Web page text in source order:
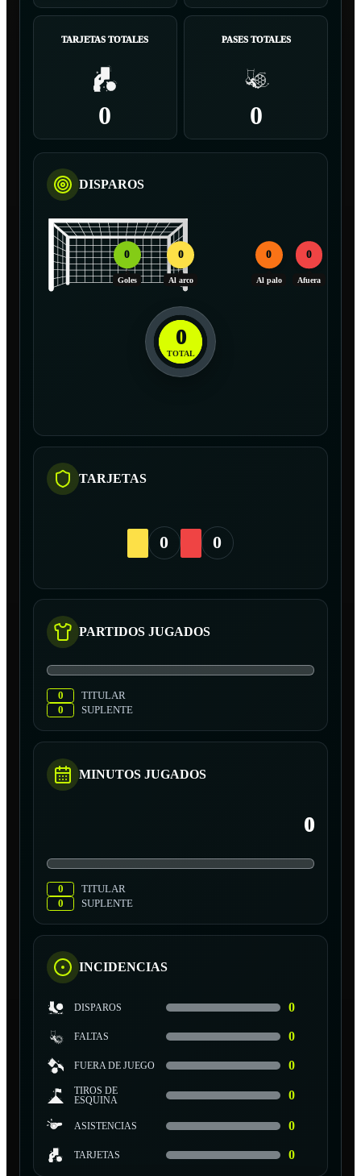
TARJETAS TOTALES
0
PASES TOTALES
0
DISPAROS
0
Goles
0
Al arco
0
Al palo
0
Afuera
0
TOTAL
TARJETAS
0 0
PARTIDOS JUGADOS
0
TITULAR
0
SUPLENTE
MINUTOS JUGADOS
0
0
TITULAR
0
SUPLENTE
INCIDENCIAS
DISPAROS 0
FALTAS 0
FUERA DE JUEGO 0
TIROS DE
ESQUINA
0
ASISTENCIAS 0
TARJETAS 0